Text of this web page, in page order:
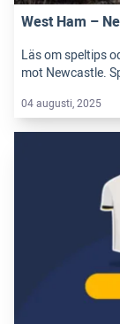
West Ham –
Läs om speltips
mot Newcastle.
04 augusti, 2025